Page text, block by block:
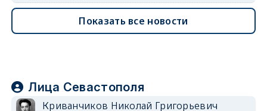
Показать все новости
Лица Севастополя
Криванчиков Николай Григорьевич